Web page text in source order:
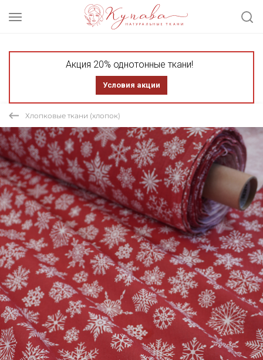
Акция 20% однотонные ткани!
Условия акции
Хлопковые ткани (хлопок)